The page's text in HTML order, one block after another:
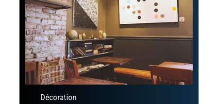
Décoration